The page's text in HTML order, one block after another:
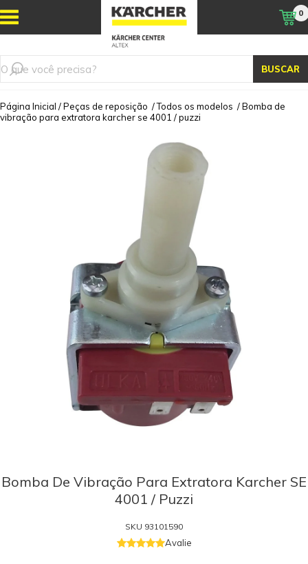
BUSCAR
0
Página Inicial /Peças de reposição /Todos os modelos /Bomba de
vibração para extratora karcher se 4001 / puzzi
Bomba De Vibração Para Extratora Karcher SE
4001 / Puzzi
SKU 93101590
Avalie